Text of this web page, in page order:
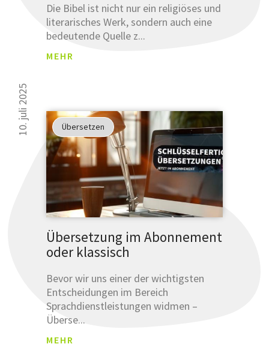
Die Bibel ist nicht nur ein religiöses und
literarisches Werk, sondern auch eine
bedeutende Quelle z...
MEHR
10. juli 2025 Übersetzen
Übersetzung im Abonnement
oder klassisch
Bevor wir uns einer der wichtigsten
Entscheidungen im Bereich
Sprachdienstleistungen widmen –
Überse...
MEHR